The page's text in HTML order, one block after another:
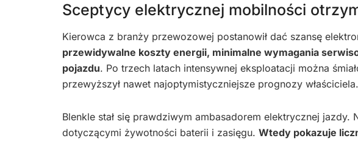
Sceptycy elektrycznej mobilności
Kierowca z branży przewozowej postanowił dać szansę
przewidywalne koszty energii, minimalne wymagania
pojazdu. Po trzech latach intensywnej eksploatacji można
przewyższył nawet najoptymistyczniejsze prognozy właściciela.
Blenkle stał się prawdziwym ambasadorem elektrycznej
dotyczącymi żywotności baterii i zasięgu. Wtedy pokazuje